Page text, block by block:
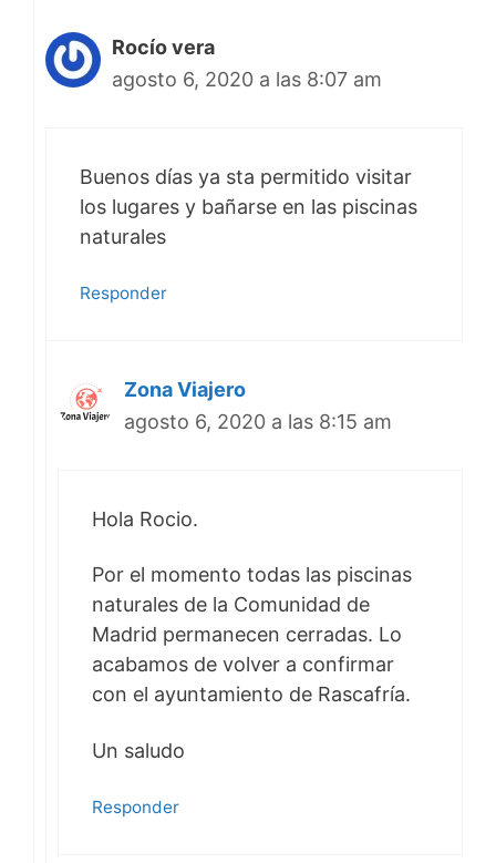
Rocío vera
agosto 6, 2020 a las 8:07 am
Buenos días ya sta permitido visitar
los lugares y bañarse en las piscinas
naturales
Responder
Zona Viajero
agosto 6, 2020 a las 8:15 am
Hola Rocio.
Por el momento todas las piscinas
naturales de la Comunidad de
Madrid permanecen cerradas. Lo
acabamos de volver a confirmar
con el ayuntamiento de Rascafría.
Un saludo
Responder